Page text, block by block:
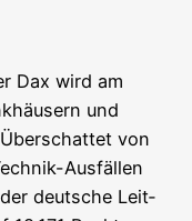
Dax wird am
und
von
Aus­fäl­len
deut­sche Leit­